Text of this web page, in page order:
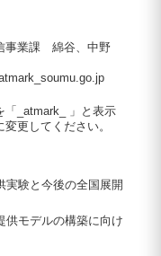
事業課 綿谷、中野
_atmark_ 」と表示
更してください。
実験と今後の全国展開
供モデルの構築に向け